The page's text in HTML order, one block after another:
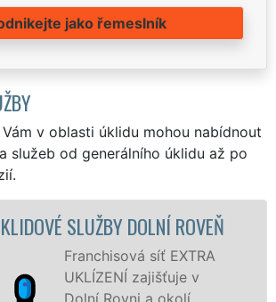
jako řemeslník
v oblasti úklidu mohou nabídnout
služeb od generálního úklidu až po
ROVEŇ
EXTRA
v
okolí
ÚKLIDOVÁ